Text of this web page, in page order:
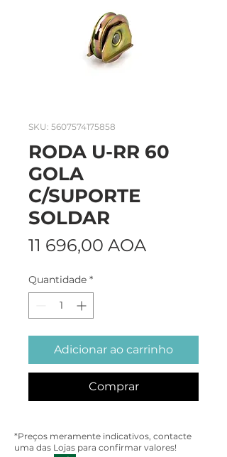
SKU: 5607574175858
RODA U-RR 60
GOLA
C/SUPORTE
SOLDAR
11 696,00 AOA
Quantidade *
Adicionar ao carrinho
Comprar
*Preços meramente indicativos, contacte
uma das Lojas para confirmar valores!